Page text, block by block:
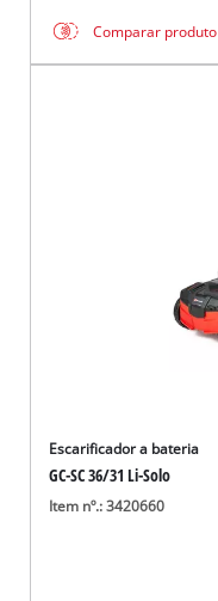
Comparar produto
Escarificador a bateria
GC-SC 36/31 Li-Solo
Item nº.: 3420660